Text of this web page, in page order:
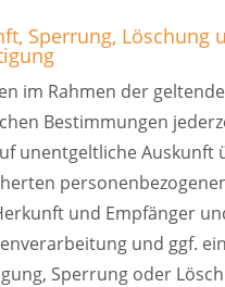
Sperrung, Löschung
im Rahmen der
Bestimmungen
unentgeltliche Auskunft
und Empfänger
und ggf.
Sperrung oder